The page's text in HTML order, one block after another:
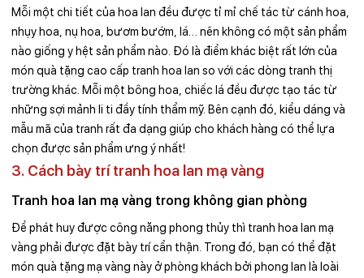
Mỗi một chi tiết của hoa lan đều được tỉ mỉ chế tác từ cánh hoa,
nhụy hoa, nụ hoa, bươm bướm, lá… nên không có một sản phẩm
nào giống y hệt sản phẩm nào. Đó là điểm khác biệt rất lớn của
món quà tặng cao cấp tranh hoa lan so với các dòng tranh thị
trường khác. Mỗi một bông hoa, chiếc lá đều được tạo tác từ
những sợi mảnh li ti đầy tính thẩm mỹ. Bên cạnh đó, kiểu dáng và
mẫu mã của tranh rất đa dạng giúp cho khách hàng có thể lựa
chọn được sản phẩm ưng ý nhất!
3. Cách bày trí tranh hoa lan mạ vàng
Tranh hoa lan mạ vàng trong không gian phòng
Để phát huy được công năng phong thủy thì tranh hoa lan mạ
vàng phải được đặt bày trí cẩn thận. Trong đó, bạn có thể đặt
món quà tặng mạ vàng này ở phòng khách bởi phong lan là loài